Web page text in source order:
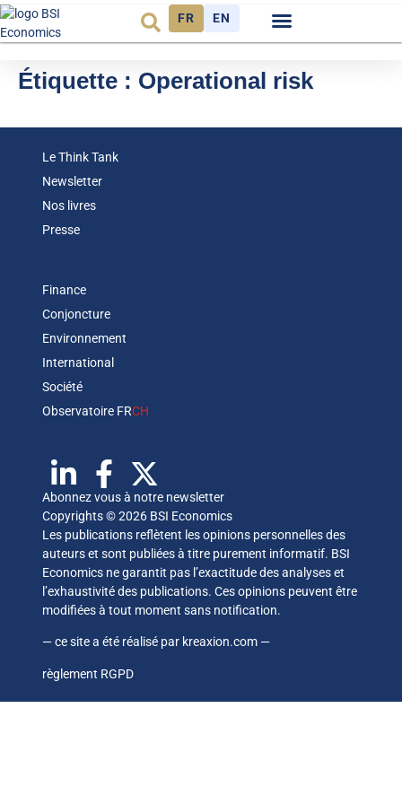
FR EN
Étiquette : Operational risk
Le Think Tank
Newsletter
Nos livres
Presse
Finance
Conjoncture
Environnement
International
Société
Observatoire FRCH
Abonnez vous à notre newsletter
Copyrights © 2026 BSI Economics
Les publications reflètent les opinions personnelles des
auteurs et sont publiées à titre purement informatif. BSI
Economics ne garantit pas l’exactitude des analyses et
l’exhaustivité des publications. Ces opinions peuvent être
modifiées à tout moment sans notification.
— ce site a été réalisé par kreaxion.com —
règlement RGPD